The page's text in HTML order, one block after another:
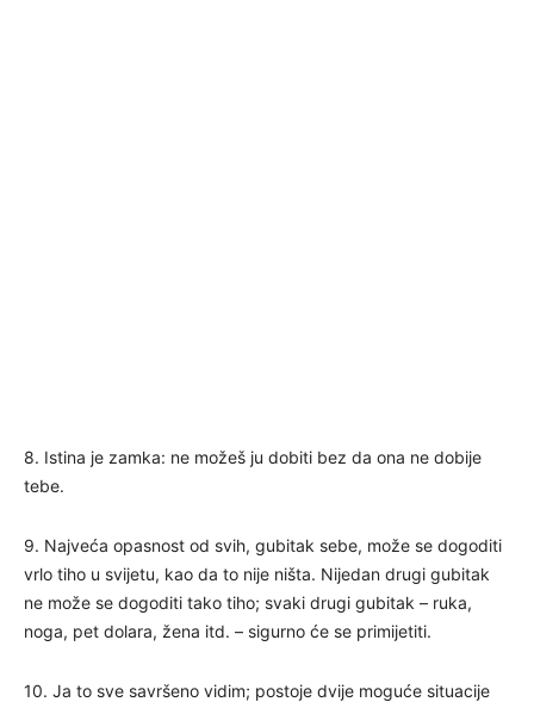
8. Istina je zamka: ne možeš ju dobiti bez da ona ne dobije
tebe.
9. Najveća opasnost od svih, gubitak sebe, može se dogoditi
vrlo tiho u svijetu, kao da to nije ništa. Nijedan drugi gubitak
ne može se dogoditi tako tiho; svaki drugi gubitak – ruka,
noga, pet dolara, žena itd. – sigurno će se primijetiti.
10. Ja to sve savršeno vidim; postoje dvije moguće situacije